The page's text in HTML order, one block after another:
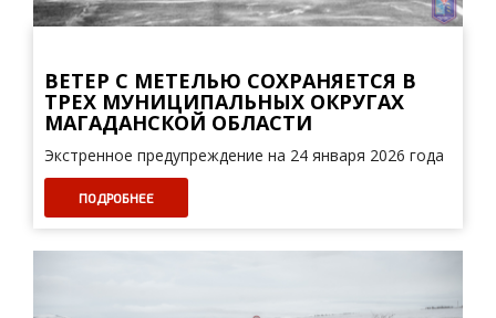
ВЕТЕР С МЕТЕЛЬЮ СОХРАНЯЕТСЯ В
ТРЕХ МУНИЦИПАЛЬНЫХ ОКРУГАХ
МАГАДАНСКОЙ ОБЛАСТИ
Экстренное предупреждение на 24 января 2026 года
ПОДРОБНЕЕ